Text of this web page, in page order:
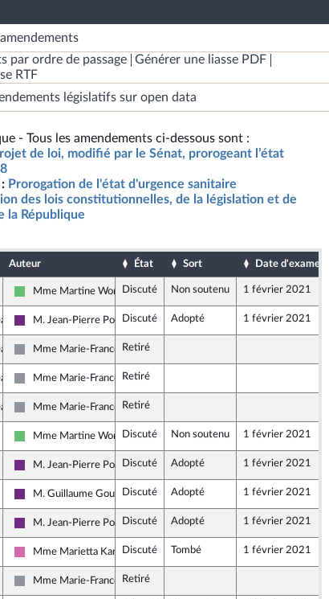
par ordre de passage
Générer une liasse PDF
RTF
législatifs sur open data
- Tous les amendements ci-dessous sont :
de loi, modifié par le Sénat, prorogeant l’état
Prorogation de l'état d'urgence sanitaire
des lois constitutionnelles, de la législation et de
la République
Auteur État Sort Date d'examen
Libertés et Territoires
Mme Martine WonnerDiscuté Non soutenu 1 février 2021
2
La République en Marche
M. Jean-Pierre PontDiscuté Adopté 1 février 2021
5
Non inscrit
Mme Marie-France Lorho
Retiré
5
Non inscrit
Mme Marie-France Lorho
Retiré
9
Non inscrit
Mme Marie-France Lorho
Retiré
Libertés et Territoires
Mme Martine WonnerDiscuté Non soutenu 1 février 2021
La République en Marche
M. Jean-Pierre PontDiscuté Adopté 1 février 2021
La République en Marche
M. Guillaume Gouffier Valente
Discuté Adopté 1 février 2021
La République en Marche
M. Jean-Pierre PontDiscuté Adopté 1 février 2021
Socialistes et apparentés
Mme Marietta Karamanli
Discuté Tombé 1 février 2021
Non inscrit
Mme Marie-France Lorho
Retiré